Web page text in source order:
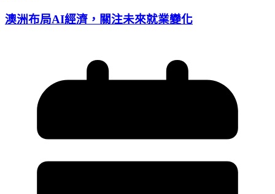
澳洲布局AI經濟，關注未來就業變化